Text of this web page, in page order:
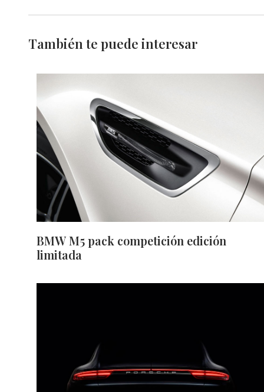
También te puede interesar
BMW M5 pack competición edición
limitada